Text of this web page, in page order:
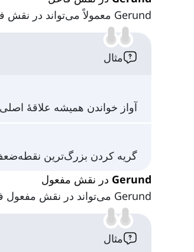
Gerund معمولاً می‌تواند در نقش فاعل جمله به کار رود. به مثال‌های زیر توجه کنید:
مثال
آواز خواندن همیشه علاقهٔ
گریه کردن بزرگ‌ترین
Gerund در نقش مفعول
Gerund می‌تواند در نقش مفعول فعل نیز به کار رود. به مثال‌های زیر توجه کنید:
مثال